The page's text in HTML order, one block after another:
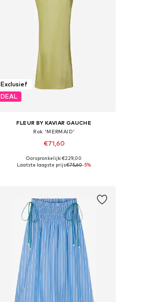
Exclusief
DEAL
FLEUR BY KAVIAR GAUCHE
Rok 'MERMAID'
€71,60
Beschikbare maten: 34, 36, 38, 40, 42, 44
Oorspronkelijk: €229,00
Laatste laagste prijs:€75,60-5%